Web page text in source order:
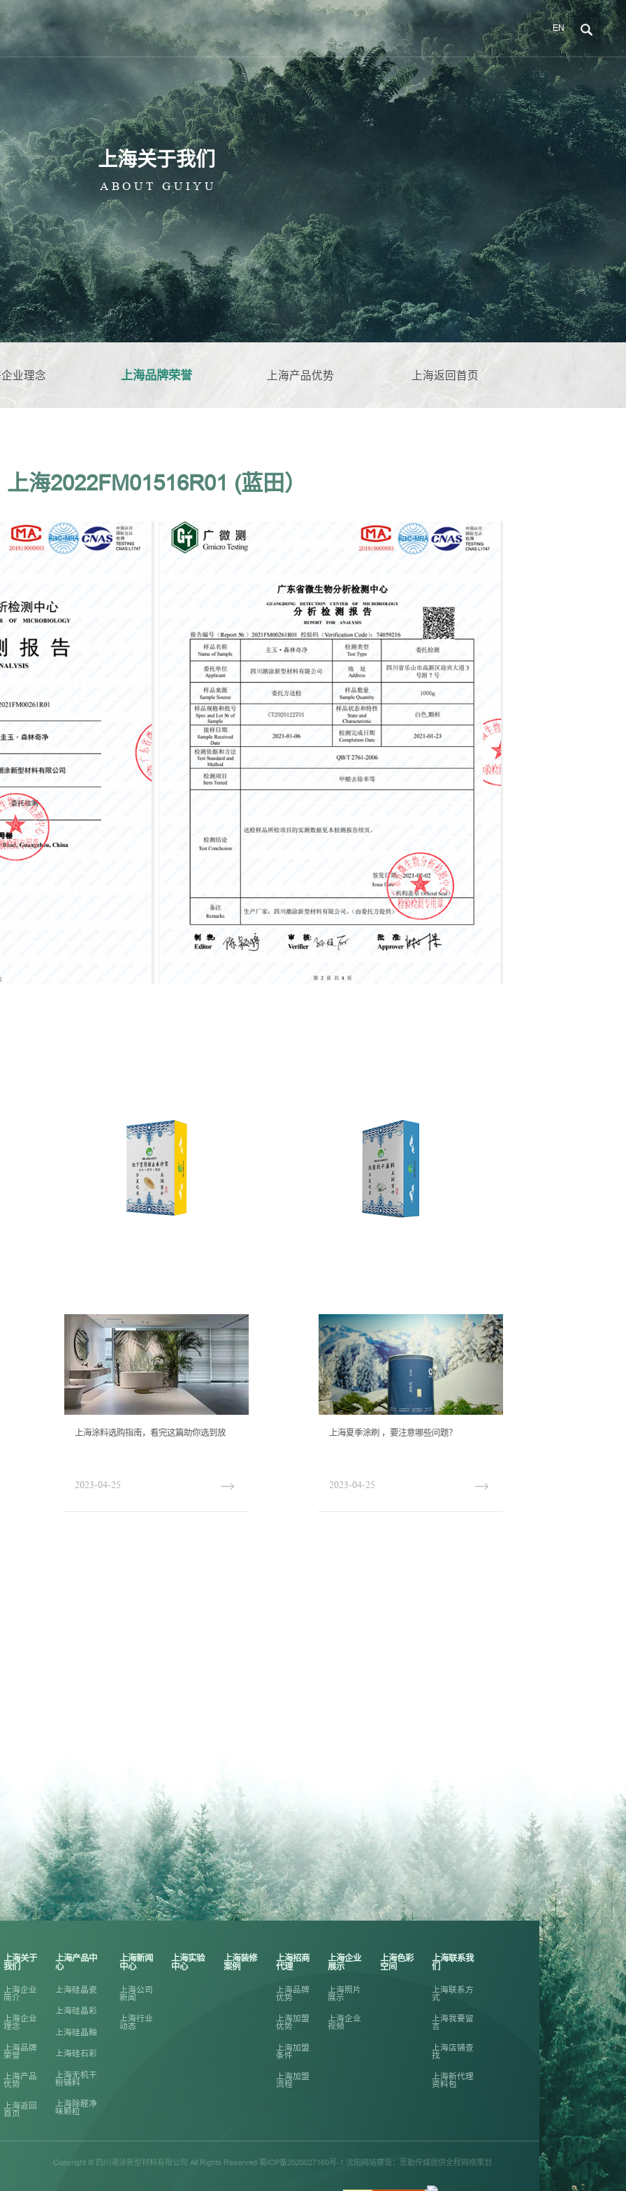
EN
料
粒
上海公司新闻
上海行业动态
上海实验中心 上海装修案例 上海招商代理
上海加盟流程
上海企业展示 上海色彩空间
上海联系方式
上海我要留言
上海新代理资料包
上海关于我们
ABOUT GUIYU
业理念 上海品牌荣誉 上海产品优势 上海返回首页
上海2022FM01516R01 (蓝田）
上海涂料选购指南，看完这篇助你选到放
2023-04-25
上海夏季涂刷 ，要注意哪些问题？
2023-04-25
上海关于
我们
上海企业
简介
上海企业
理念
上海品牌
荣誉
上海产品
优势
上海返回
首页
上海产品中
心
上海硅晶瓷
上海硅晶彩
上海硅晶釉
上海硅石彩
上海无机干
粉辅料
上海除醛净
味颗粒
上海新闻
中心
上海公司
新闻
上海行业
动态
上海实验
中心
上海装修
案例
上海招商
代理
上海品牌
优势
上海加盟
优势
上海加盟
条件
上海加盟
流程
上海企业
展示
上海照片
展示
上海企业
视频
上海色彩
空间
上海联系我
们
上海联系方
式
上海我要留
言
上海店铺查
找
上海新代理
资料包
Copyright © 四川潮涂新型材料有限公司 All Rights Reserved 蜀ICP备2020027160号-1 沈阳网站建设：思勤传媒提供全程网络策划